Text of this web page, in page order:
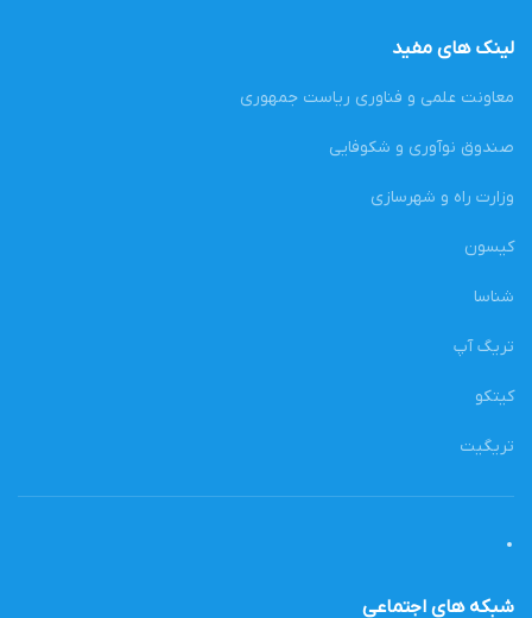
لینک های مفید
معاونت علمی و فناوری ریاست جمهوری
صندوق نوآوری و شکوفایی
وزارت راه و شهرسازی
کیسون
شناسا
تریگ آپ
کیتکو
تریگیت
شبکه های اجتماعی